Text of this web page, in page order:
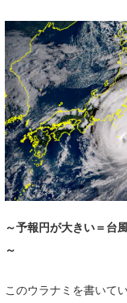
会員メニュー
今月のプレゼント
～予報円が大きい＝台
～
このウラナミを書いて
ショップ情報
湘南
千葉北
伊豆
千葉南
大阪
四国
ウラナミ
お知らせ
その他
ルール＆How to
VOTE!